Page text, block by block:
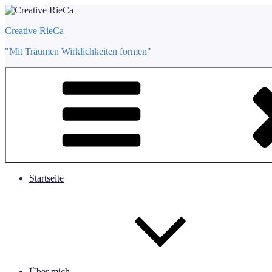
Zum
springen
Creative RieCa
"Mit Träumen Wirklichkeiten formen"
Startseite